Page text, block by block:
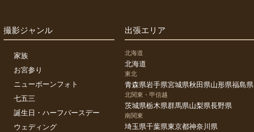
撮影ジャンル
家族
お宮参り
ニューボーンフォト
七五三
誕生日・ハーフバースデー
ウェディング
出張エリア
北海道
北海道
東北
青森県岩手県宮城県秋田県山形県福島県
北関東・甲信越
茨城県栃木県群馬県山梨県長野県
南関東
埼玉県千葉県東京都神奈川県